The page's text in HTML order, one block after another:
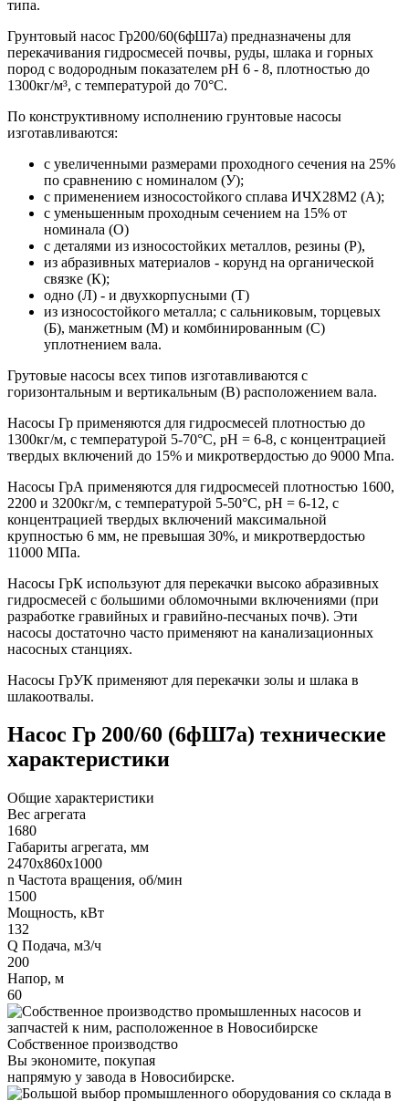
типа.
Грунтовый насос Гр200/60(6фШ7а) предназначены для
перекачивания гидросмесей почвы, руды, шлака и горных
пород с водородным показателем рН 6 - 8, плотностью до
1300кг/м³, с температурой до 70°С.
По конструктивному исполнению грунтовые насосы
изготавливаются:
с увеличенными размерами проходного сечения на 25%
по сравнению с номиналом (У);
с применением износостойкого сплава ИЧХ28М2 (А);
с уменьшенным проходным сечением на 15% от
номинала (О)
с деталями из износостойких металлов, резины (Р),
из абразивных материалов - корунд на органической
связке (К);
одно (Л) - и двухкорпусными (Т)
из износостойкого металла; с сальниковым, торцевых
(Б), манжетным (М) и комбинированным (С)
уплотнением вала.
Грутовые насосы всех типов изготавливаются с
горизонтальным и вертикальным (В) расположением вала.
Насосы Гр применяются для гидросмесей плотностью до
1300кг/м, с температурой 5-70°С, рН = 6-8, с концентрацией
твердых включений до 15% и микротвердостью до 9000 Мпа.
Насосы ГрА применяются для гидросмесей плотностью 1600,
2200 и 3200кг/м, с температурой 5-50°С, рН = 6-12, с
концентрацией твердых включений максимальной
крупностью 6 мм, не превышая 30%, и микротвердостью
11000 МПа.
Насосы ГрК используют для перекачки высоко абразивных
гидросмесей с большими обломочными включениями (при
разработке гравийных и гравийно-песчаных почв). Эти
насосы достаточно часто применяют на канализационных
насосных станциях.
Насосы ГрУК применяют для перекачки золы и шлака в
шлакоотвалы.
Насос Гр 200/60 (6фШ7а) технические
характеристики
Общие характеристики
Вес агрегата
1680
Габариты агрегата, мм
2470х860х1000
n Частота вращения, об/мин
1500
Мощность, кВт
132
Q Подача, м3/ч
200
Напор, м
60
Собственное производство
Вы экономите, покупая
напрямую у завода в Новосибирске.